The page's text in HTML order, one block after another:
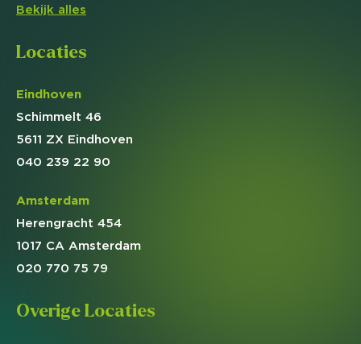
Bekijk alles
Locaties
Eindhoven
Schimmelt 46
5611 ZX Eindhoven
040 239 22 90
Amsterdam
Herengracht 454
1017 CA Amsterdam
020 770 75 79
Overige Locaties